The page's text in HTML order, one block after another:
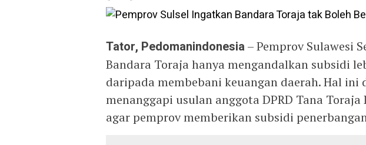
Tator, Pedomanindonesia – Pemprov Sulawesi
Bandara Toraja hanya mengandalkan subsidi
daripada membebani keuangan daerah. Hal ini
menanggapi usulan anggota DPRD Tana
agar pemprov memberikan subsidi